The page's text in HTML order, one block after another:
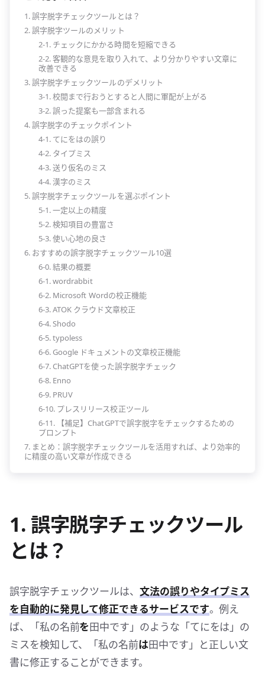
1. 誤字脱字チェックツールとは？
2. 誤字脱字ツールのメリット
2-1. チェックにかかる時間を短縮できる
2-2. 客観的な意見を取り入れて、より分かりやすい文章に
改善できる
3. 誤字脱字チェックツールのデメリット
3-1. 校閲まで行おうとすると人間に軍配が上がる
3-2. 誤った提案も一部含まれる
4. 誤字脱字のチェックポイント
4-1. てにをはの誤り
4-2. タイプミス
4-3. 送り仮名のミス
4-4. 漢字のミス
5. 誤字脱字チェックツールを選ぶポイント
5-1. 一定以上の精度
5-2. 検知項目の豊富さ
5-3. 使い心地の良さ
6. おすすめの誤字脱字チェックツール10選
6-0. 結果の概要
6-1. wordrabbit
6-2. Microsoft Wordの校正機能
6-3. ATOK クラウド文章校正
6-4. Shodo
6-5. typoless
6-6. Google ドキュメントの文章校正機能
6-7. ChatGPTを使った誤字脱字チェック
6-8. Enno
6-9. PRUV
6-10. プレスリリース校正ツール
6-11. 【補足】ChatGPTで誤字脱字をチェックするための
プロンプト
7. まとめ：誤字脱字チェックツールを活用すれば、より効率的
に精度の高い文章が作成できる
1. 誤字脱字チェックツール
とは？
誤字脱字チェックツールは、文法の誤りやタイプミス
を自動的に発見して修正できるサービスです。例え
ば、「私の名前を田中です」のような「てにをは」の
ミスを検知して、「私の名前は田中です」と正しい文
書に修正することができます。